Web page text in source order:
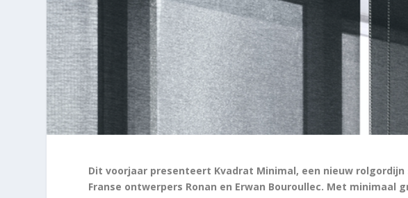
Dit voorjaar presenteert Kvadrat Minimal, een nieuw
Franse ontwerpers Ronan en Erwan Bouroullec. Met